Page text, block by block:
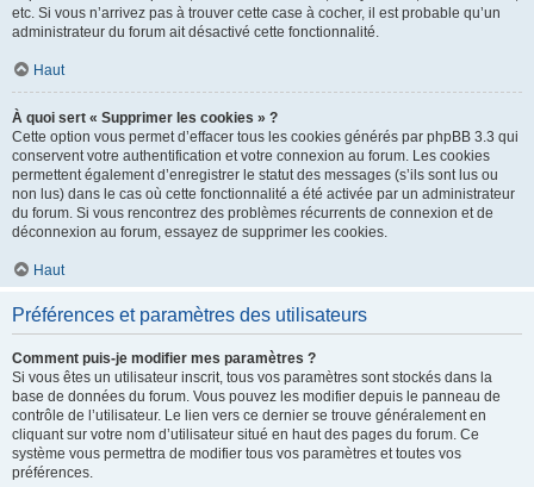
etc. Si vous n’arrivez pas à trouver cette case à cocher, il est probable qu’un
administrateur du forum ait désactivé cette fonctionnalité.
Haut
À quoi sert « Supprimer les cookies » ?
Cette option vous permet d’effacer tous les cookies générés par phpBB 3.3 qui
conservent votre authentification et votre connexion au forum. Les cookies
permettent également d’enregistrer le statut des messages (s’ils sont lus ou
non lus) dans le cas où cette fonctionnalité a été activée par un administrateur
du forum. Si vous rencontrez des problèmes récurrents de connexion et de
déconnexion au forum, essayez de supprimer les cookies.
Haut
Préférences et paramètres des utilisateurs
Comment puis-je modifier mes paramètres ?
Si vous êtes un utilisateur inscrit, tous vos paramètres sont stockés dans la
base de données du forum. Vous pouvez les modifier depuis le panneau de
contrôle de l’utilisateur. Le lien vers ce dernier se trouve généralement en
cliquant sur votre nom d’utilisateur situé en haut des pages du forum. Ce
système vous permettra de modifier tous vos paramètres et toutes vos
préférences.